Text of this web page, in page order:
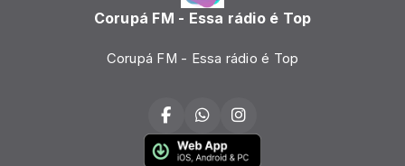
Corupá FM - Essa rádio é Top
Corupá FM - Essa rádio é Top